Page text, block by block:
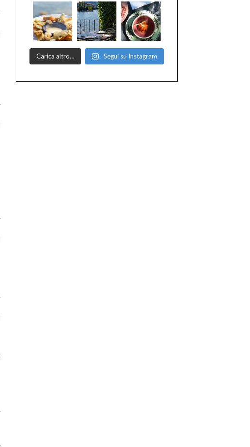
Carica altro… Segui su Instagram